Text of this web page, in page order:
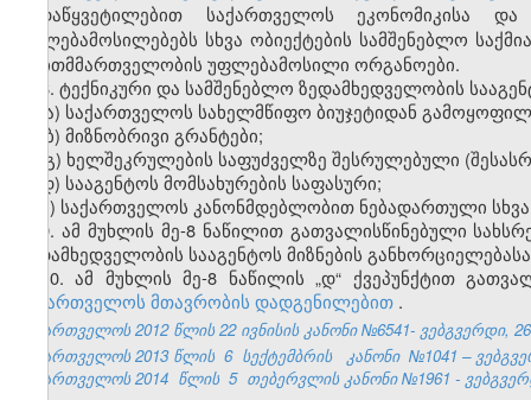
გადაწყვეტილებით საქართველოს ეკონომიკისა
უფლებამოსილებებს სხვა ობიექტების სამშენებლო
თვითმმართველობის უფლებამოსილი ორგანოები.
8. ტექნიკური და სამშენებლო ზედამხედველობის
ა) საქართველოს სახელმწიფო ბიუჯეტიდან
ბ) მიზნობრივი გრანტები;
გ) ხელშეკრულების საფუძველზე შესრულებული
დ) სააგენტოს მომსახურების საფასური;
ე) საქართველოს კანონმდებლობით ნებადართული
9. ამ მუხლის მე-8 ნაწილით გათვალისწინებული
ზედამხედველობის სააგენტოს მიზნების განხორციელებასა
10. ამ მუხლის მე-8 ნაწილის„დ“ ქვეპუნქტით
საქართველოს მთავრობის დადგენილებით .
საქართველოს 2012 წლის 22 ივნისის კანონი №6541- ვებგვერდი,
საქართველოს 2013 წლის 6 სექტემბრის კანონი №1041 –
საქართველოს 2014 წლის 5 თებერვლის კანონი №1961 -